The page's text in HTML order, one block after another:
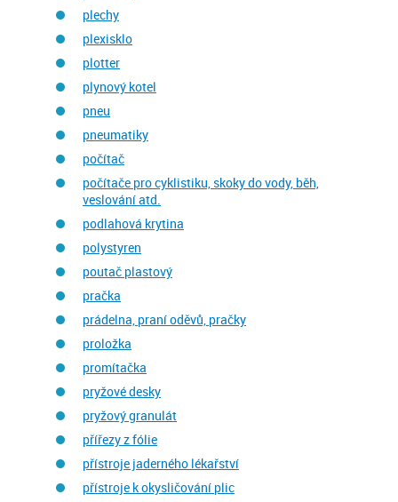
plechy
plexisklo
plotter
plynový kotel
pneu
pneumatiky
počítač
počítače pro cyklistiku, skoky do vody, běh,
veslování atd.
podlahová krytina
polystyren
poutač plastový
pračka
prádelna, praní oděvů, pračky
proložka
promítačka
pryžové desky
pryžový granulát
přířezy z fólie
přístroje jaderného lékařství
přístroje k okysličování plic